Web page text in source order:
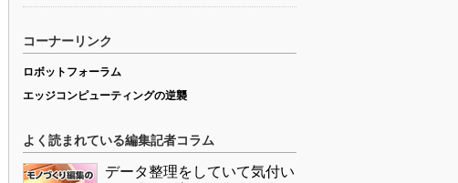
コーナーリンク
ロボットフォーラム
エッジコンピューティングの逆襲
よく読まれている編集記者コラム
データ整理をしていて気付い